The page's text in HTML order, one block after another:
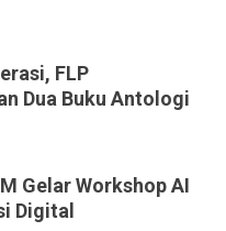
FLP
Dua Buku Antologi
Gelar Workshop AI
Digital